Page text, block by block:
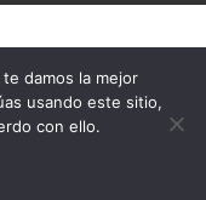
damos la mejor
usando este sitio,
con ello.